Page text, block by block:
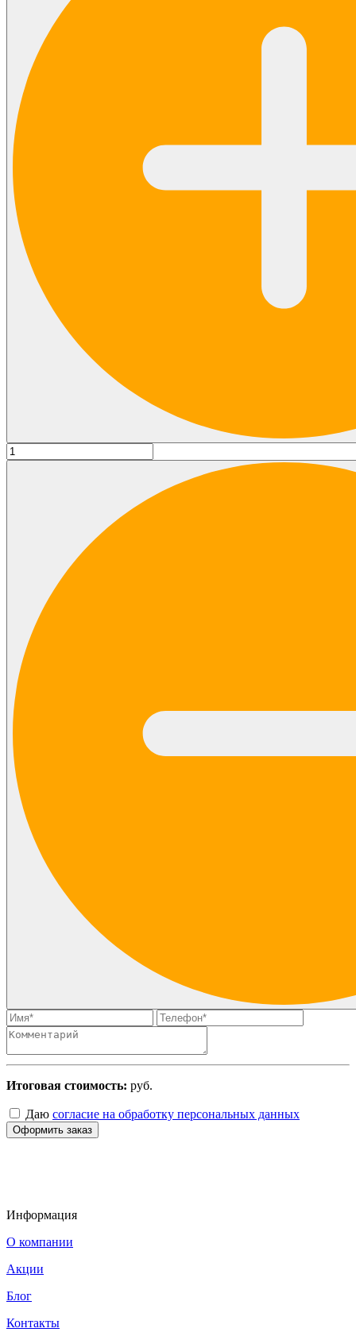
Итоговая стоимость: руб.
Даю согласие на обработку персональных данных
Оформить заказ
Информация
О компании
Акции
Блог
Контакты